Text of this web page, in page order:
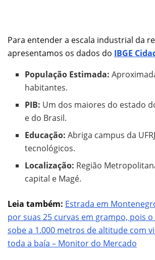
Para entender a escala industrial da
apresentamos os dados do IBGE
População Estimada:
habitantes.
PIB: Um dos maiores do estado
e do Brasil.
Educação: Abriga campus da
tecnológicos.
Localização: Região
capital e Magé.
Leia também: Estrada em
por suas 25 curvas em grampo, pois
sobe a 1.000 metros de altitude com
toda a baía – Monitor do Mercado